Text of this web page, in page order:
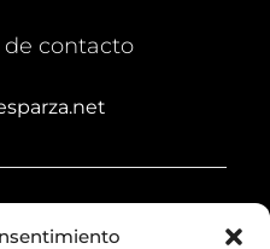
contacto